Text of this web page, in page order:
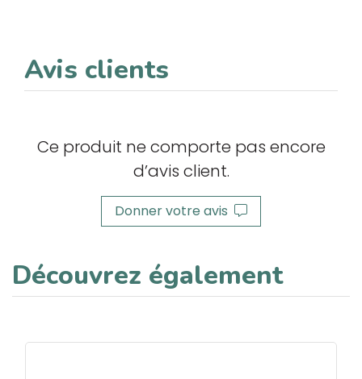
Avis clients
Ce produit ne comporte pas encore
d’avis client.
Donner votre avis
Découvrez également